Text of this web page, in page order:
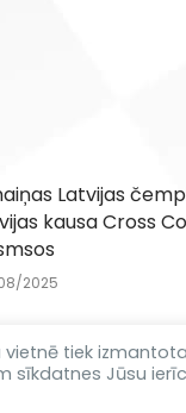
Latvijas
kausa Cross
2025
tiek
sīkdatnes Jūsu